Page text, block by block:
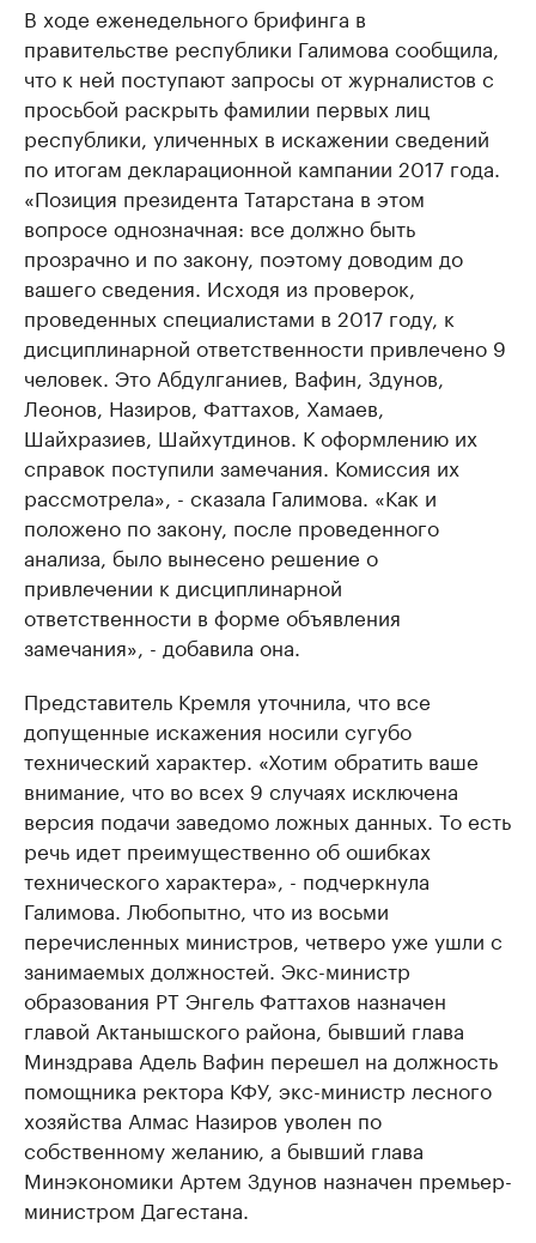
В ходе еженедельного брифинга в
правительстве республики Галимова сообщила,
что к ней поступают запросы от журналистов с
просьбой раскрыть фамилии первых лиц
республики, уличенных в искажении сведений
по итогам декларационной кампании 2017 года.
«Позиция президента Татарстана в этом
вопросе однозначная: все должно быть
прозрачно и по закону, поэтому доводим до
вашего сведения. Исходя из проверок,
проведенных специалистами в 2017 году, к
дисциплинарной ответственности привлечено 9
человек. Это Абдулганиев, Вафин, Здунов,
Леонов, Назиров, Фаттахов, Хамаев,
Шайхразиев, Шайхутдинов. К оформлению их
справок поступили замечания. Комиссия их
рассмотрела», - сказала Галимова. «Как и
положено по закону, после проведенного
анализа, было вынесено решение о
привлечении к дисциплинарной
ответственности в форме объявления
замечания», - добавила она.
Представитель Кремля уточнила, что все
допущенные искажения носили сугубо
технический характер. «Хотим обратить ваше
внимание, что во всех 9 случаях исключена
версия подачи заведомо ложных данных. То есть
речь идет преимущественно об ошибках
технического характера», - подчеркнула
Галимова. Любопытно, что из восьми
перечисленных министров, четверо уже ушли с
занимаемых должностей. Экс-министр
образования РТ Энгель Фаттахов назначен
главой Актанышского района, бывший глава
Минздрава Адель Вафин перешел на должность
помощника ректора КФУ, экс-министр лесного
хозяйства Алмас Назиров уволен по
собственному желанию, а бывший глава
Минэкономики Артем Здунов назначен премьер-
министром Дагестана.